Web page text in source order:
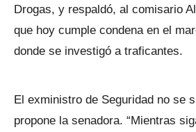
Drogas, y respaldó, al comisario
que hoy cumple condena en el
donde se investigó a traficantes.
El exministro de Seguridad no se
propone la senadora. “Mientras